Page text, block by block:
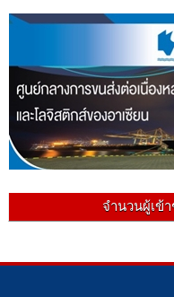
จำนวนผู้เข้